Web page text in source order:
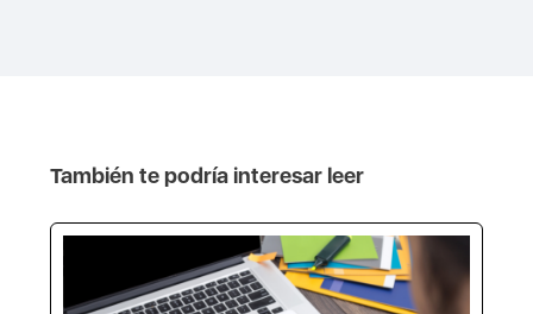
También te podría interesar leer